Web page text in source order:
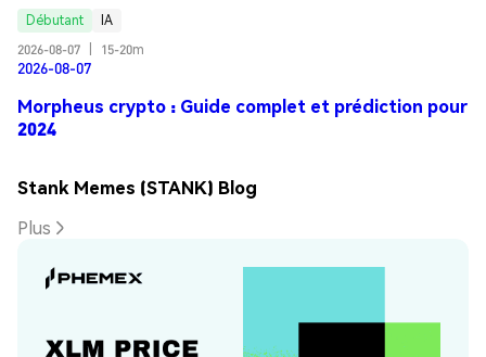
Débutant
IA
2026-08-07
15-20m
2026-08-07
Morpheus crypto : Guide complet et prédiction pour
2024
Stank Memes (STANK) Blog
Plus